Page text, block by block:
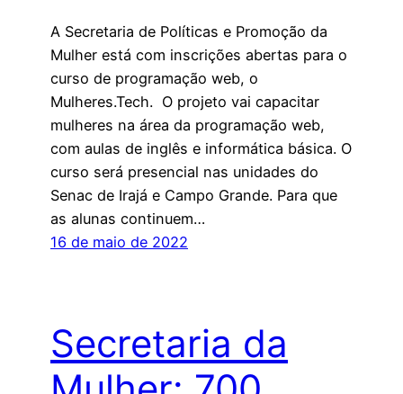
A Secretaria de Políticas e Promoção da
Mulher está com inscrições abertas para o
curso de programação web, o
Mulheres.Tech. O projeto vai capacitar
mulheres na área da programação web,
com aulas de inglês e informática básica. O
curso será presencial nas unidades do
Senac de Irajá e Campo Grande. Para que
as alunas continuem…
16 de maio de 2022
Secretaria da